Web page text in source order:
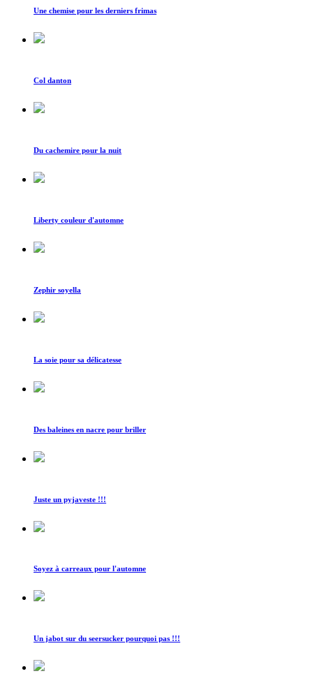
Une chemise pour les derniers frimas
Col danton
Du cachemire pour la nuit
Liberty couleur d'automne
Zephir soyella
La soie pour sa délicatesse
Des baleines en nacre pour briller
Juste un pyjaveste !!!
Soyez à carreaux pour l'automne
Un jabot sur du seersucker pourquoi pas !!!